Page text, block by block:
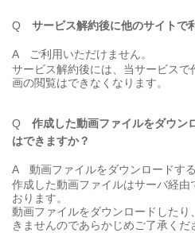
Q サービス解約後に他のサイトで
A ご利用いただけません。
サービス解約後には、当サービス
画の閲覧はできなくなります。
Q 作成した動画ファイルをダウン
はできますか？
A 動画ファイルをダウンロードす
作成した動画ファイルはサーバ経由
おります。
動画ファイルをダウンロードした
きませんのであらかじめご了承くだ